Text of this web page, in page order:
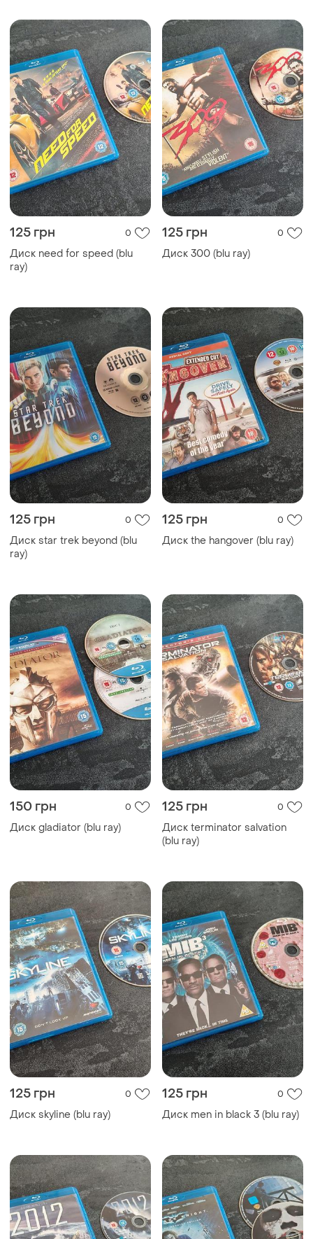
125 грн 0
Диск need for speed (blu
ray)
125 грн 0
Диск 300 (blu ray)
125 грн 0
Диск star trek beyond (blu
ray)
125 грн 0
Диск the hangover (blu ray)
150 грн 0
Диск gladiator (blu ray)
125 грн 0
Диск terminator salvation
(blu ray)
125 грн 0
Диск skyline (blu ray)
125 грн 0
Диск men in black 3 (blu ray)